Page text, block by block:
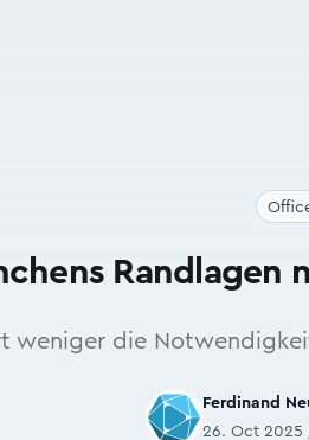
Randlagen
weniger die
Ferdinand
26. Oct